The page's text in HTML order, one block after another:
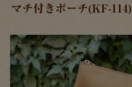
マチ付きポーチ(KF-114)